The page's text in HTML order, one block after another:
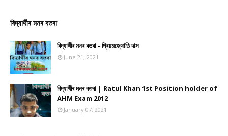
বিদ্যাৰ্থীৰ মনৰ বতৰা
বিদ্যাৰ্থীৰ মনৰ বতৰা - প্ৰিয়মজ্যোতি দাস
June 21, 2021
বিদ্যাৰ্থীৰ মনৰ বতৰা | Ratul Khan 1st Position holder of
AHM Exam 2012
January 07, 2021